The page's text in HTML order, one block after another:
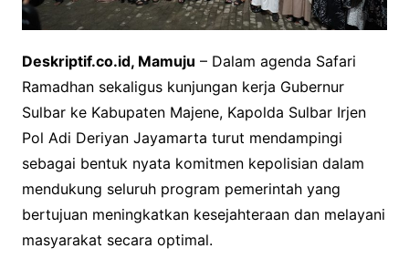
Deskriptif.co.id, Mamuju – Dalam agenda Safari
Ramadhan sekaligus kunjungan kerja Gubernur
Sulbar ke Kabupaten Majene, Kapolda Sulbar Irjen
Pol Adi Deriyan Jayamarta turut mendampingi
sebagai bentuk nyata komitmen kepolisian dalam
mendukung seluruh program pemerintah yang
bertujuan meningkatkan kesejahteraan dan melayani
masyarakat secara optimal.